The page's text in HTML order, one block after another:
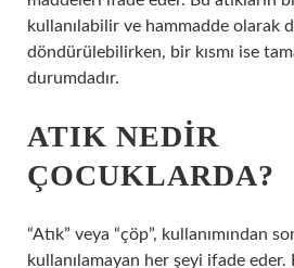
kullanılabilir ve hammadde olarak
döndürülebilirken, bir kısmı ise
durumdadır.
ATIK NEDIR
ÇOCUKLARDA?
“Atık” veya “çöp”, kullanımından
kullanılamayan her şeyi ifade eder.